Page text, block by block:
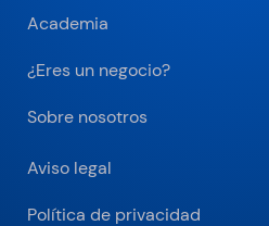
Academia
¿Eres un negocio?
Sobre nosotros
Aviso legal
Política de privacidad